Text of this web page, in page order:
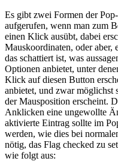
Es gibt zwei Formen der
aufgerufen, wenn man zum
einen Klick ausübt, dabei
Mauskoordinaten, oder
das schattiert ist, was
Optionen anbietet, unter
Klick auf diesen Button
anbietet, und zwar möglichst
der Mausposition erscheint.
Anklicken eine ungewollte
aktivierte Eintrag sollte im
werden, wie dies bei
nötig, das Flag checked zu
wie folgt aus: